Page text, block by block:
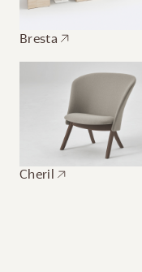
Bresta
Cheril